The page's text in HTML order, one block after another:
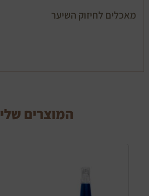
מאכלים לחיזוק השיער
המוצרים שלי